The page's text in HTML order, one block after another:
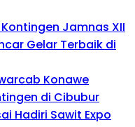
Jamnas XII
Gelar Terbaik di
Konawe
di Cibubur
Hadiri Sawit Expo